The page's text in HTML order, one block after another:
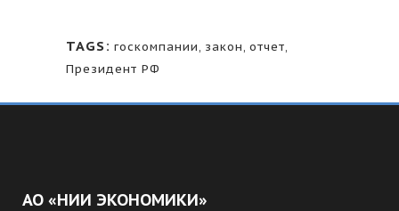
TAGS: госкомпании, закон, отчет,
Президент РФ
АО «НИИ ЭКОНОМИКИ»